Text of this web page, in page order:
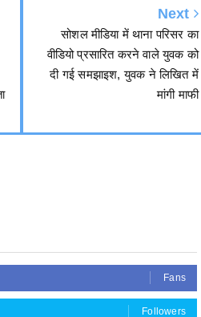
वीडियो प्रसारित करने वाले युवक को
दी गई समझाइश, युवक ने लिखित में
मांगी माफी
Followers
Followers